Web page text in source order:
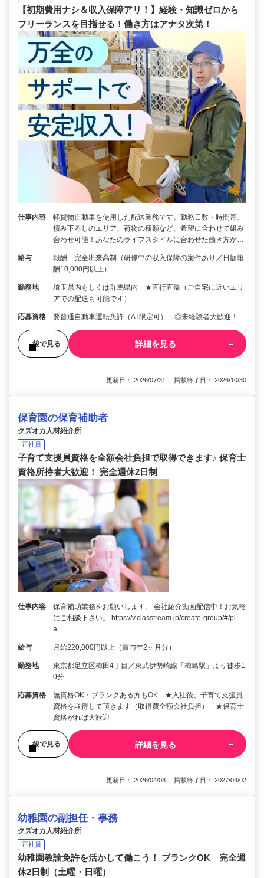
【初期費用ナシ＆収入保障アリ！】経験・知識ゼロから
フリーランスを目指せる！働き方はアナタ次第！
仕事内容
軽貨物自動車を使用した配送業務です。勤務日数・時間帯、
積み下ろしのエリア、荷物の種類など、希望に合わせて組み
合わせ可能！あなたのライフスタイルに合わせた働き方が…
給与
報酬 完全出来高制（研修中の収入保障の案件あり／日額報
酬10,000円以上）
勤務地
埼玉県内もしくは群馬県内 ★直行直帰（ご自宅に近いエリ
アでの配送も可能です）
応募資格 要普通自動車運転免許（AT限定可） ◎未経験者大歓迎！
後で見る 詳細を見る
更新日： 2026/07/31 掲載終了日： 2026/10/30
保育園の保育補助者
クズオカ人材紹介所
正社員
子育て支援員資格を全額会社負担で取得できます♪ 保育士
資格所持者大歓迎！ 完全週休2日制
仕事内容
保育補助業務をお願いします。 会社紹介動画配信中！お気軽
にご相談下さい。 https://v.classtream.jp/create-group/#/pl
a…
給与 月給220,000円以上（賞与年2ヶ月分）
勤務地
東京都足立区梅田4丁目／東武伊勢崎線「梅島駅」より徒歩1
0分
応募資格
無資格OK・ブランクある方もOK ★入社後、子育て支援員
資格を取得して頂きます（取得費全額会社負担） ★保育士
資格がれば大歓迎
後で見る 詳細を見る
更新日： 2026/04/08 掲載終了日： 2027/04/02
幼稚園の副担任・事務
クズオカ人材紹介所
正社員
幼稚園教諭免許を活かして働こう！ ブランクOK 完全週
休2日制（土曜・日曜）